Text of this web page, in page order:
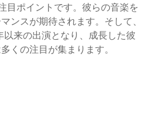
目ポイントです。彼らの音楽を
ンスが期待されます。そして、
来の出演となり、成長した彼
くの注目が集まります。